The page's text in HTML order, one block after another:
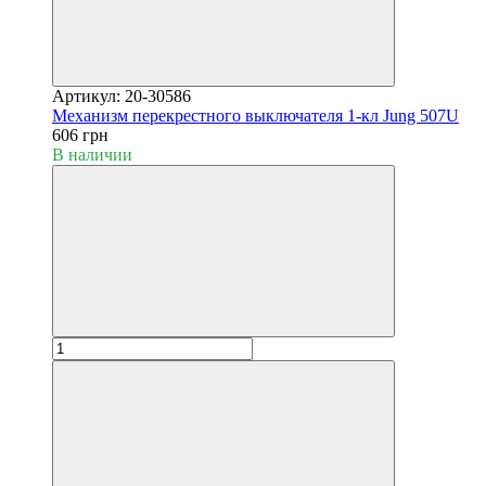
Артикул: 20-30586
Механизм перекрестного выключателя 1-кл Jung 507U
606 грн
В наличии